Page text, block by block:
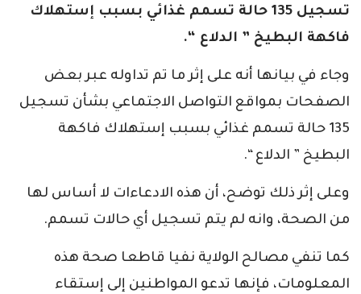
تسجيل 135 حالة تسمم غذائي بسبب إستهلاك
فاكهة البطيخ ” الدلاع “.
وجاء في بيانها أنه على إثر ما تم تداوله عبر بعض
الصفحات بمواقع التواصل الاجتماعي بشأن تسجيل
135 حالة تسمم غذائي بسبب إستهلاك فاكهة
البطيخ ” الدلاع “.
وعلى إثر ذلك توضح، أن هذه الادعاءات لا أساس لها
من الصحة، وانه لم يتم تسجيل أي حالات تسمم.
كما تنفي مصالح الولاية نفيا قاطعا صحة هذه
المعلومات، فإنها تدعو المواطنين إلى إستقاء